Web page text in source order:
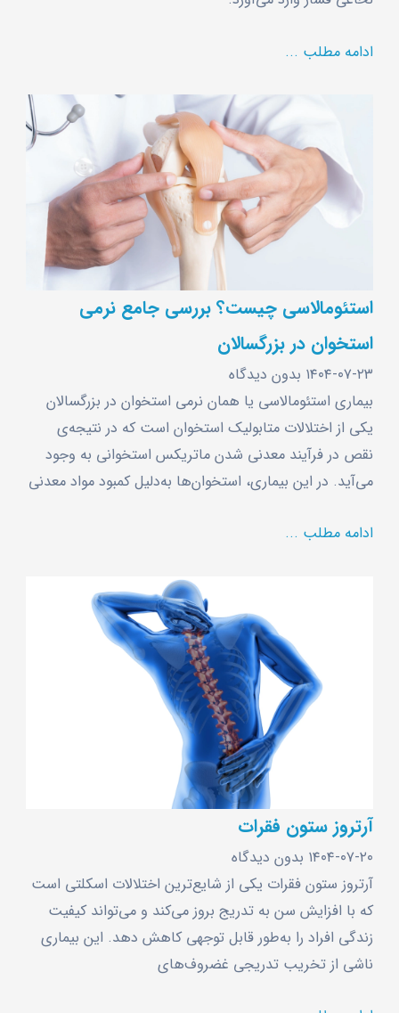
ادامه مطلب ...
استئومالاسی چیست؟ بررسی جامع نرمی
استخوان در بزرگسالان
۱۴۰۴-۰۷-۲۳ بدون دیدگاه
بیماری استئومالاسی یا همان نرمی استخوان در بزرگسالان
یکی از اختلالات متابولیک استخوان است که در نتیجه‌ی
نقص در فرآیند معدنی شدن ماتریکس استخوانی به وجود
می‌آید. در این بیماری، استخوان‌ها به‌دلیل کمبود مواد معدنی
ادامه مطلب ...
آرتروز ستون فقرات
۱۴۰۴-۰۷-۲۰ بدون دیدگاه
آرتروز ستون فقرات یکی از شایع‌ترین اختلالات اسکلتی است
که با افزایش سن به تدریج بروز می‌کند و می‌تواند کیفیت
زندگی افراد را به‌طور قابل توجهی کاهش دهد. این بیماری
ناشی از تخریب تدریجی غضروف‌های